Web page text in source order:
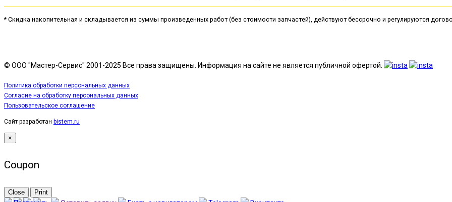
* Скидка накопительная и складывается из суммы произведенных работ (без стоимости запчастей), действуют бессрочно и регулируются
© ООО "Мастер-Сервис" 2001-2025 Все права защищены. Информация на сайте не является публичной офертой.
Политика обработки персональных данных
Согласие на обработку персональных данных
Пользовательское соглашение
Сайт разработан bistem.ru
×
Coupon
Close Print